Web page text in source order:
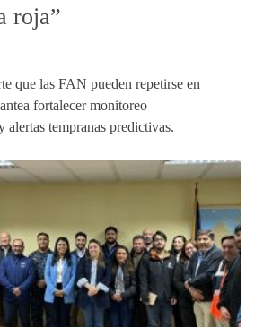
roja”
que las FAN pueden repetirse en
fortalecer monitoreo
alertas tempranas predictivas.